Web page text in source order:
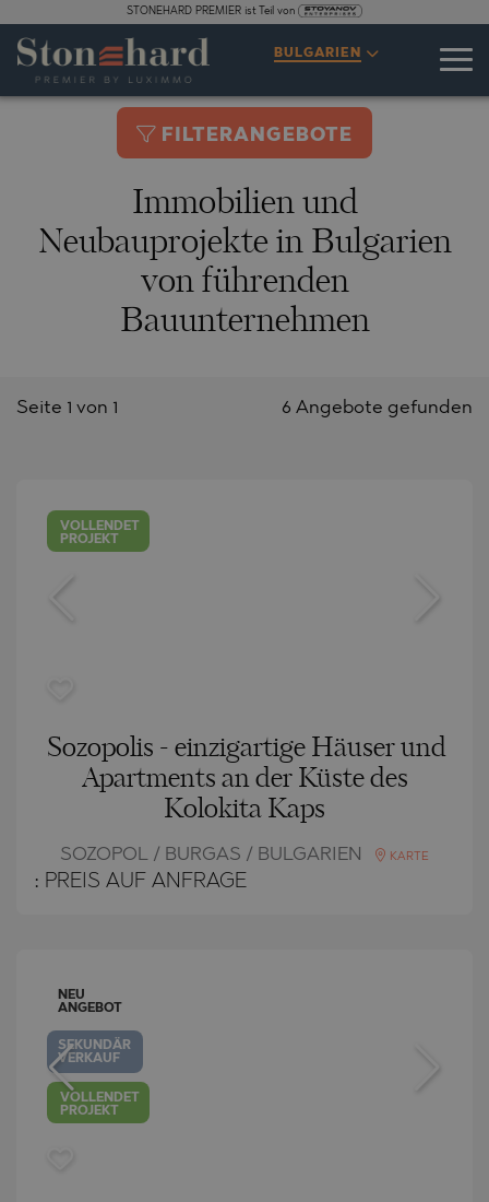
STONEHARD PREMIER ist Teil von
BULGARIEN
FILTERANGEBOTE
Immobilien und
Neubauprojekte in Bulgarien
von führenden
Bauunternehmen
6 Angebote gefunden
Seite 1 von 1
VOLLENDET
PROJEKT
Sozopolis - einzigartige Häuser und
Apartments an der Küste des
Kolokita Kaps
SOZOPOL / BURGAS / BULGARIEN KARTE
: PREIS AUF ANFRAGE
NEU
ANGEBOT
SEKUNDÄR
VERKAUF
VOLLENDET
PROJEKT